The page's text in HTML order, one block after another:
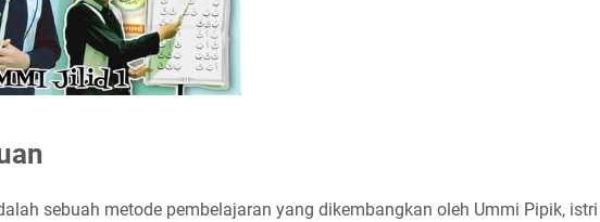
sebuah metode pembelajaran yang dikembangkan oleh Ummi Pipik, istri